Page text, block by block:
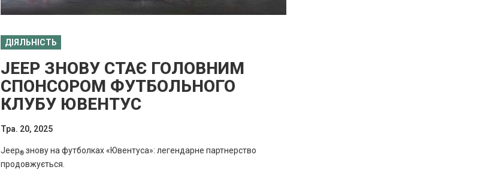
ДІЯЛЬНІСТЬ
JEEP ЗНОВУ СТАЄ ГОЛОВНИМ
СПОНСОРОМ ФУТБОЛЬНОГО
КЛУБУ ЮВЕНТУС
Тра. 20, 2025
Jeep® знову на футболках «Ювентуса»: легендарне партнерство
продовжується.